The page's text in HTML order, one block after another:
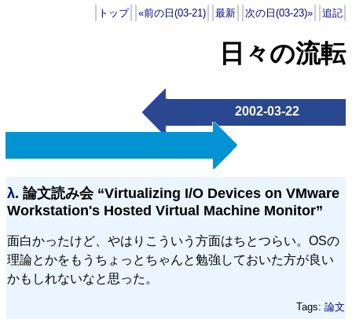
トップ «前の日(03-21) 最新 次の日(03-23)» 追記
日々の流転
2002-03-22
λ. 論文読み会 “Virtualizing I/O Devices on VMware
Workstation's Hosted Virtual Machine Monitor”
面白かったけど、やはりこういう方面はちとつらい。OSの
理論とかをもうちょっとちゃんと勉強しておいた方が良い
かもしれないなと思った。
Tags: 論文